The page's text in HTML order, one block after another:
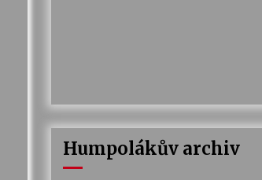
Humpolákův archiv